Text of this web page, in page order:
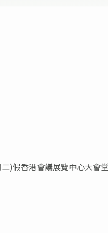
)假香港會議展覽中心大會